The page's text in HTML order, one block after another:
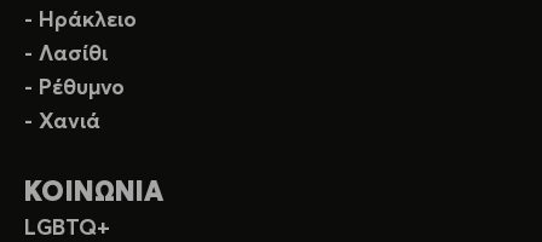
- Ηράκλειο
- Λασίθι
- Ρέθυμνο
- Χανιά
ΚΟΙΝΩΝΙΑ
LGBTQ+